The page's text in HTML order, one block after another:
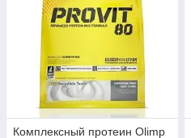
Комплексный протеин Olimp